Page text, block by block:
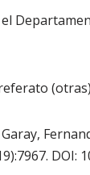
(otras)
DOI: